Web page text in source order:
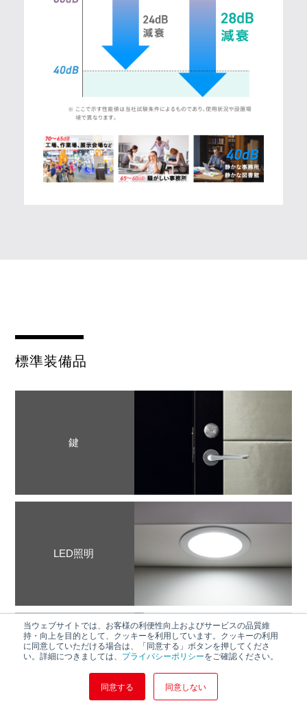
当ウェブサイトでは、お客様の利便性向上およびサービスの品質維
持・向上を目的として、クッキーを利用しています。クッキーの利用
に同意していただける場合は、「同意する」ボタンを押してくださ
い。詳細につきましては、 プライバシーポリシーをご確認ください。
同意する 同意しない
標準装備品
鍵
LED照明
USBポート付
コンセント(机上)
AC差込口× 2口)